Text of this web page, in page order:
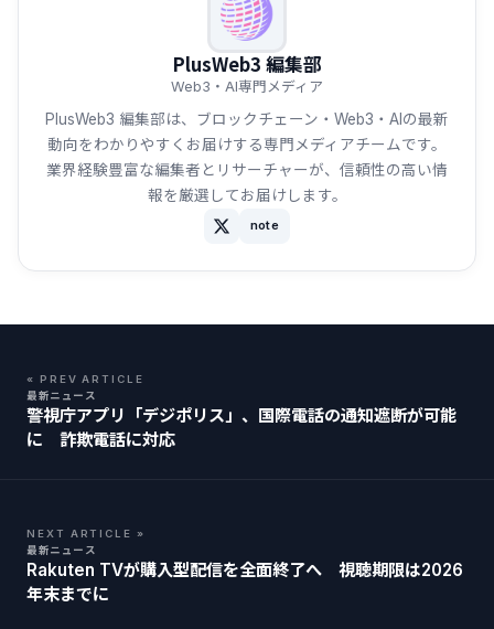
PlusWeb3 編集部
Web3・AI専門メディア
PlusWeb3 編集部は、ブロックチェーン・Web3・AIの最新
動向をわかりやすくお届けする専門メディアチームです。
業界経験豊富な編集者とリサーチャーが、信頼性の高い情
報を厳選してお届けします。
note
« PREV ARTICLE
最新ニュース
警視庁アプリ「デジポリス」、国際電話の通知遮断が可能
に 詐欺電話に対応
NEXT ARTICLE »
最新ニュース
Rakuten TVが購入型配信を全面終了へ 視聴期限は2026
年末までに